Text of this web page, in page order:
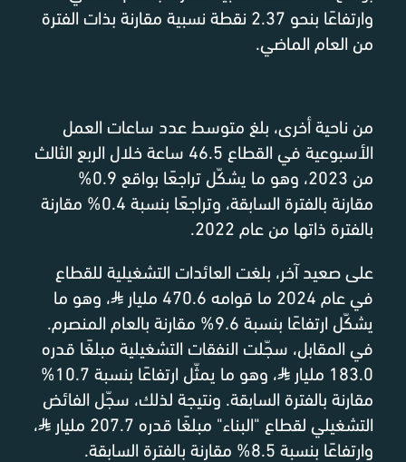
وارتفاعًا بنحو 2.37 نقطة نسبية مقارنة بذات الفترة
من العام الماضي.
من ناحية أخرى، بلغ متوسط عدد ساعات العمل
الأسبوعية في القطاع 46.5 ساعة خلال الربع الثالث
من 2023، وهو ما يشكّل تراجعًا بواقع 0.9%
مقارنة بالفترة السابقة، وتراجعًا بنسبة 0.4% مقارنة
بالفترة ذاتها من عام 2022.
على صعيد آخر، بلغت العائدات التشغيلية للقطاع
في عام 2024 ما قوامه 470.6 مليار
⃁، وهو ما
يشكّل ارتفاعًا بنسبة 9.6% مقارنة بالعام المنصرم.
في المقابل، سجّلت النفقات التشغيلية مبلغًا قدره
183.0 مليار
⃁
، وهو ما يمثّل ارتفاعًا بنسبة 10.7%
مقارنة بالفترة السابقة. ونتيجة لذلك، سجّل الفائض
التشغيلي لقطاع "البناء" مبلغًا قدره 207.7 مليار
⃁،
وارتفاعًا بنسبة 8.5% مقارنة بالفترة السابقة.